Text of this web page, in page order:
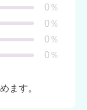
0％
0％
0％
0％
ます。